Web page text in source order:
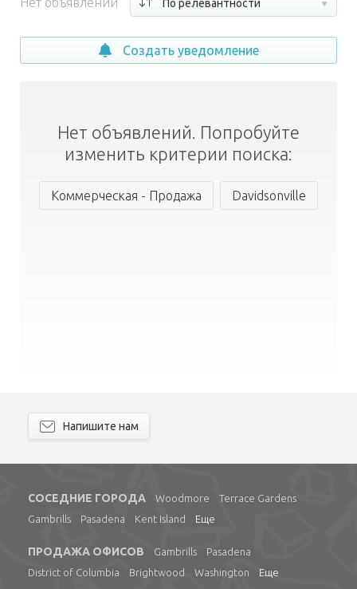
По релевантности
Создать уведомление
Нет объявлений. Попробуйте
изменить критерии поиска:
Коммерческая - Продажа Davidsonville
Напишите нам
СОСЕДНИЕ ГОРОДА Woodmore
Terrace Gardens
Gambrills
Pasadena Kent Island Еще
ПРОДАЖА ОФИСОВ Gambrills
Pasadena
District of Columbia
Brightwood Washington Еще